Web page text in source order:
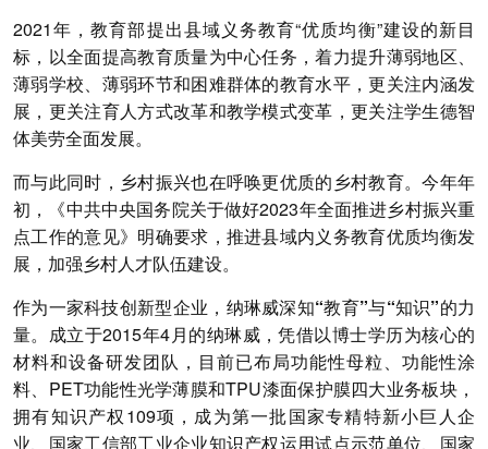
2021年，教育部提出县域义务教育“优质均衡”建设的新目
标，以全面提高教育质量为中心任务，着力提升薄弱地区、
薄弱学校、薄弱环节和困难群体的教育水平，更关注内涵发
展，更关注育人方式改革和教学模式变革，更关注学生德智
体美劳全面发展。
而与此同时，乡村振兴也在呼唤更优质的乡村教育。今年年
初，《中共中央国务院关于做好2023年全面推进乡村振兴重
点工作的意见》明确要求，推进县域内义务教育优质均衡发
展，加强乡村人才队伍建设。
作为一家科技创新型企业，纳琳威深知“教育”与“知识”的力
量。 成立于2015年4月的纳琳威，凭借以博士学历为核心的
材料和设备研发团队，目前已布局功能性母粒、功能性涂
料、PET功能性光学薄膜和TPU漆面保护膜四大业务板块，
拥有知识产权109项，成为第一批国家专精特新小巨人企
业、国家工信部工业企业知识产权运用试点示范单位、国家